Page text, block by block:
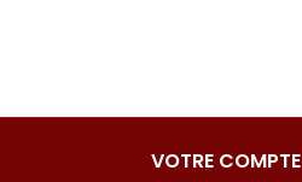
VOTRE COMPTE